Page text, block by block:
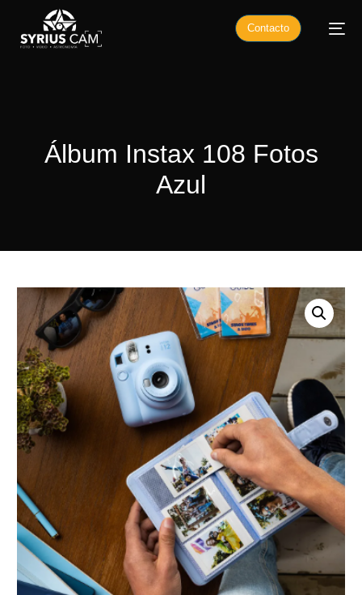
Contacto
Álbum Instax 108 Fotos
Azul